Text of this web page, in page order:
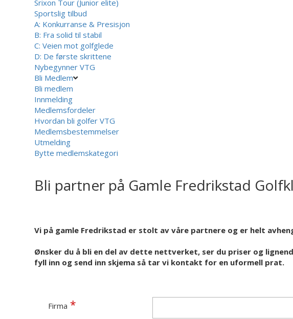
Srixon Tour (Junior elite)
Sportslig tilbud
A: Konkurranse & Presisjon
B: Fra solid til stabil
C: Veien mot golfglede
D: De første skrittene
Nybegynner VTG
Bli Medlem
Bli medlem
Innmelding
Medlemsfordeler
Hvordan bli golfer VTG
Medlemsbestemmelser
Utmelding
Bytte medlemskategori
Bli partner på Gamle Fredrikstad
Vi på gamle Fredrikstad er stolt av våre partnere og er helt
Ønsker du å bli en del av dette nettverket, ser du priser og
fyll inn og send inn skjema så tar vi kontakt for en uformell prat.
Firma